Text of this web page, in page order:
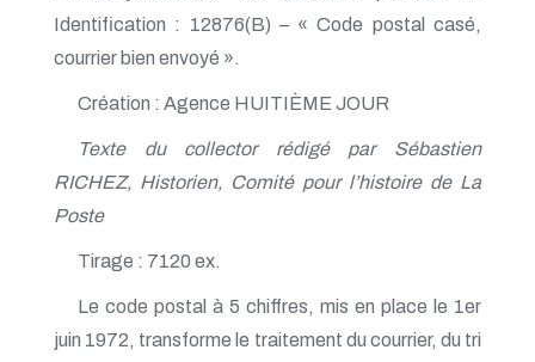
Identification : 12876(B) – « Code postal casé,
courrier bien envoyé ».
Création : Agence HUITIÈME JOUR
Texte du collector rédigé par Sébastien
RICHEZ, Historien, Comité pour l’histoire de La
Poste
Tirage : 7120 ex.
Le code postal à 5 chiffres, mis en place le 1er
juin 1972, transforme le traitement du courrier, du tri